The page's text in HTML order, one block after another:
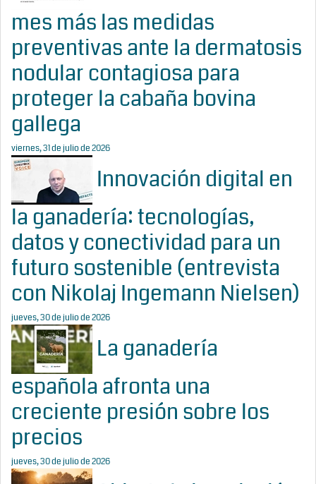
mes más las medidas
preventivas ante la dermatosis
nodular contagiosa para
proteger la cabaña bovina
gallega
viernes, 31 de julio de 2026
Innovación digital en
la ganadería: tecnologías,
datos y conectividad para un
futuro sostenible (entrevista
con Nikolaj Ingemann Nielsen)
jueves, 30 de julio de 2026
La ganadería
española afronta una
creciente presión sobre los
precios
jueves, 30 de julio de 2026